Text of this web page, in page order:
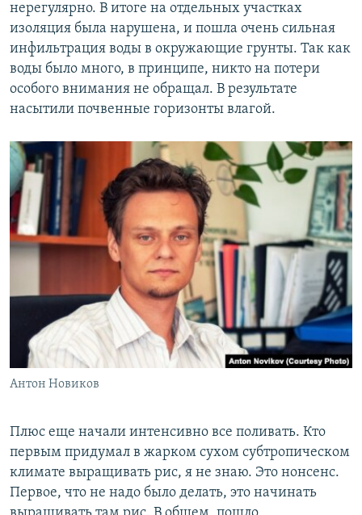
нерегулярно. В итоге на отдельных участках
изоляция была нарушена, и пошла очень сильная
инфильтрация воды в окружающие грунты. Так как
воды было много, в принципе, никто на потери
особого внимания не обращал. В результате
насытили почвенные горизонты влагой.
Антон Новиков
Плюс еще начали интенсивно все поливать. Кто
первым придумал в жарком сухом субтропическом
климате выращивать рис, я не знаю. Это нонсенс.
Первое, что не надо было делать, это начинать